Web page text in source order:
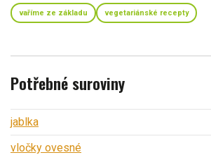
vaříme ze základu vegetariánské recepty
Potřebné suroviny
jablka
vločky ovesné